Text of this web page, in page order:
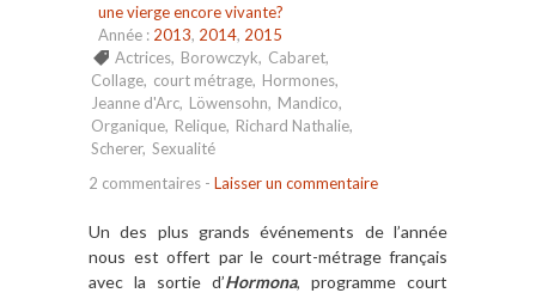
une vierge encore vivante?
Année : 2013, 2014, 2015
Actrices, Borowczyk, Cabaret,
Collage, court métrage, Hormones,
Jeanne d'Arc, Löwensohn, Mandico,
Organique, Relique, Richard Nathalie,
Scherer, Sexualité
2 commentaires - Laisser un commentaire
Un des plus grands événements de l’année
nous est offert par le court-métrage français
avec la sortie d’Hormona, programme court